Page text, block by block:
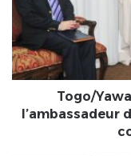
Weidong,
l’ambassadeur
de
Chine
au
s’arc-
Togo/
l’ambassadeur